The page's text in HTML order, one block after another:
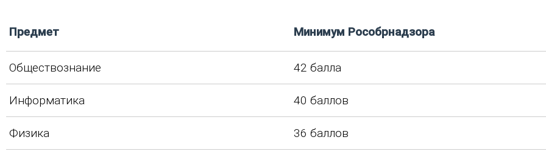
Предмет Минимум Рособрнадзора
Обществознание 42 балла
Информатика 40 баллов
Физика 36 баллов